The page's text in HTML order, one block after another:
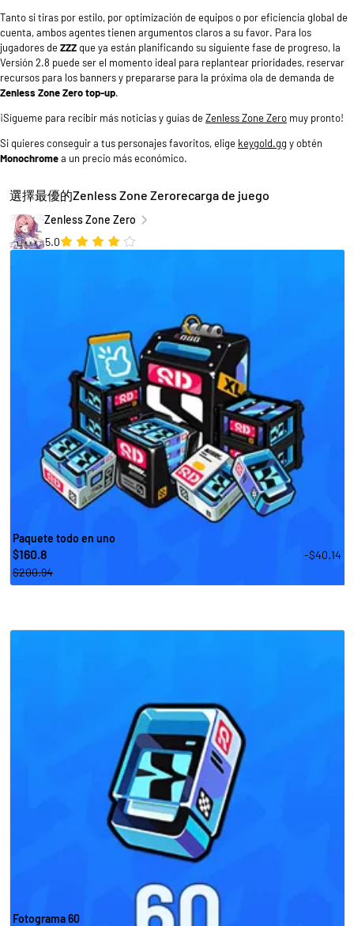
Tanto si tiras por estilo, por optimización de equipos o por eficiencia global de
cuenta, ambos agentes tienen argumentos claros a su favor. Para los
jugadores deZZZque ya están planificando su siguiente fase de progreso, la
Versión 2.8 puede ser el momento ideal para replantear prioridades, reservar
recursos para los banners y prepararse para la próxima ola de demanda de
Zenless Zone Zero top-up.
¡Sígueme para recibir más noticias y guías deZenless Zone Zero muy pronto!
Si quieres conseguir a tus personajes favoritos, elige keygold.gg y obtén
Monochromea un precio más económico.
選擇最優的Zenless Zone Zerorecarga de juego
Zenless Zone Zero
5.0
Paquete todo en uno
$160.8
-$40.14
$200.94
Fotograma 60